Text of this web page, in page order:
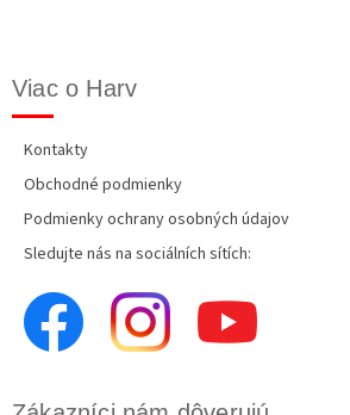
Viac o Harv
Kontakty
Obchodné podmienky
Podmienky ochrany osobných údajov
Sledujte nás na sociálních sítích: